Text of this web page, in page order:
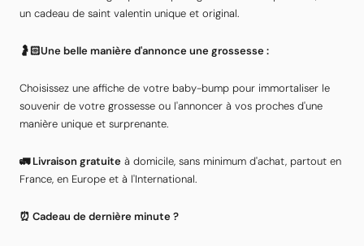
un cadeau de saint valentin unique et original.
🤰🏻Une belle manière d'annonce une grossesse :
Choisissez une affiche de votre baby-bump pour immortaliser le
souvenir de votre grossesse ou l'annoncer à vos proches d'une
manière unique et surprenante.
🚛 Livraison gratuite à domicile, sans minimum d'achat, partout en
France, en Europe et à l'International.
⏰ Cadeau de dernière minute ?